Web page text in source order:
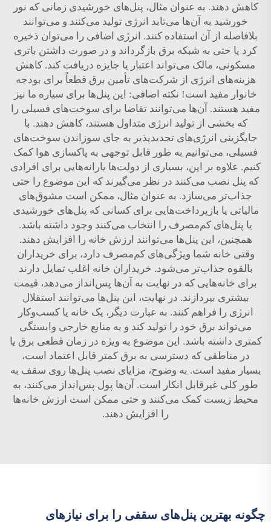
کاهش دهند. به عنوان مثال، پنل‌های خورشیدی زمانی که نور
خورشید به آن‌ها می‌تابد انرژی تولید می‌کنند و می‌توانند
بلافاصله از آن استفاده کنند. انرژی اضافی را می‌توان ذخیره
کرد یا حتی به شبکه برق بازگرداند و در صورت داشتن باتری
مسکونی، مالک می‌تواند اعتبار یا جایزه دریافت کند. کاهش
هزینه‌های انرژی از شرکت‌های تأمین برق قطعاً برای بودجه
خانوار مفید است! نکته اضافی: این پنل‌ها برای سیاره ما نیز
مفید هستند. آن‌ها می‌توانند تقاضا برای سوخت‌های فسیلی را
که بخشی از تولید انرژی متداول هستند، کاهش دهند. با
جایگزینی انرژی‌های تجدیدپذیر به جای سوزاندن سوخت‌های
فسیلی، می‌توانیم به طور قابل توجهی به پاکسازی هوا کمک
کنیم. علاوه بر این، بسیاری از دولت‌ها یارانه‌هایی برای افرادی
که پنل نصب می‌کنند در نظر می‌گیرند که این موضوع را حتی
جذاب‌تر می‌سازد. به عنوان مثال، ممکن است مشوق‌های
مالیاتی یا بازپرداخت‌هایی برای کسانی که پنل‌های خورشیدی
یا پنل‌های کم‌مصرف را انتخاب می‌کنند وجود داشته باشد.
همچنین، این پنل‌ها می‌توانند ارزش خانه را افزایش دهند.
وقتی خانه شما ویژگی‌های کم‌مصرف دارد، برای خریداران
بالقوه جذاب‌تر می‌شود. خریداران خانه اغلب تمایل دارند
برای خانه‌هایی که در نهایت به آن‌ها پس‌انداز می‌دهد، قیمت
بیشتری بپردازند. در نهایت، این پنل‌ها می‌توانند استقلال
انرژی را فراهم کنند. به عبارت دیگر، یک خانه یا کسب‌وکار
می‌تواند برق خود را تولید کند و به منابع خارجی وابستگی
کمتری داشته باشد. این موضوع به ویژه در زمان قطعی برق یا
در مناطقی که دسترسی به برق کمتر قابل اعتماد است،
بسیار مفید است. به وضوح، مزایای نصب پنل‌ها روی سقف به
طور کلی غیرقابل انکار است. آن‌ها پول پس‌انداز می‌کنند، به
محیط زیست کمک می‌کنند و حتی ممکن است ارزش خانه‌ها
را افزایش دهند.
چگونه بهترین پنل‌های سقفی را برای نیازهای